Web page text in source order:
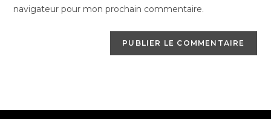
navigateur pour mon prochain commentaire.